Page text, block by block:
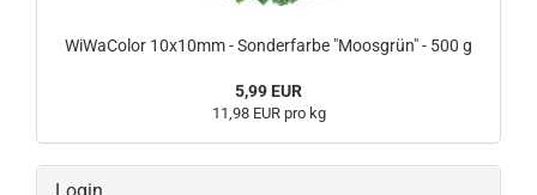
WiWaColor 10x10mm - Sonderfarbe "Moosgrün" - 500 g
5,99 EUR
11,98 EUR pro kg